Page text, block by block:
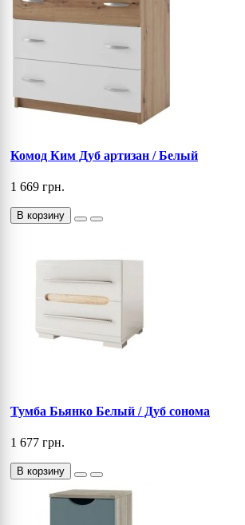
Комод Ким Дуб артизан / Белый
1 669 грн.
В корзину
Тумба Бьянко Белый / Дуб сонома
1 677 грн.
В корзину